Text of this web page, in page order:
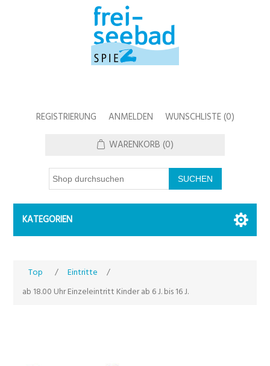
REGISTRIERUNG ANMELDEN WUNSCHLISTE (0)
WARENKORB (0)
KATEGORIEN
Top / Eintritte
/
ab 18.00 Uhr Einzeleintritt Kinder ab 6 J. bis 16 J.